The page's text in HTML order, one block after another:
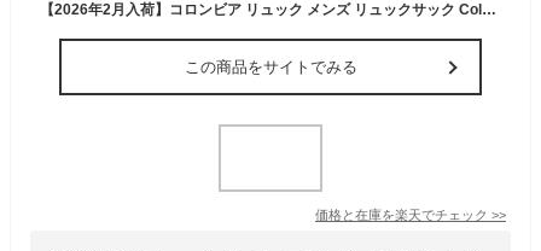
【2026年2月入荷】コロンビア リュック メンズ リュックサック Columbia LBフローレスLW32Lバックパック PU8827 デイパック 撥水 オムニシールド デイリー 通勤 通学 アウトドア 旅行 スポーツ 2ルーム A4 A3 B4 お弁当収納 レディース 大学生 高校生 ブランド 人気 正規品
この商品をサイトでみる
価格と在庫を楽天でチェック >>